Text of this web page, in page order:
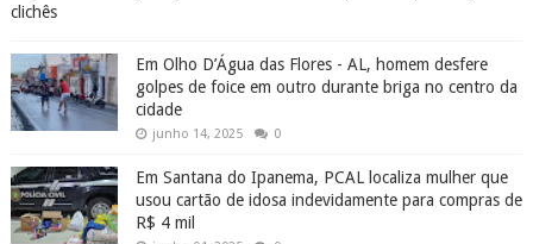
clichês
Em Olho D’Água das Flores - AL, homem desfere
golpes de foice em outro durante briga no centro da
cidade
junho 14, 2025 0
Em Santana do Ipanema, PCAL localiza mulher que
usou cartão de idosa indevidamente para compras de
R$ 4 mil